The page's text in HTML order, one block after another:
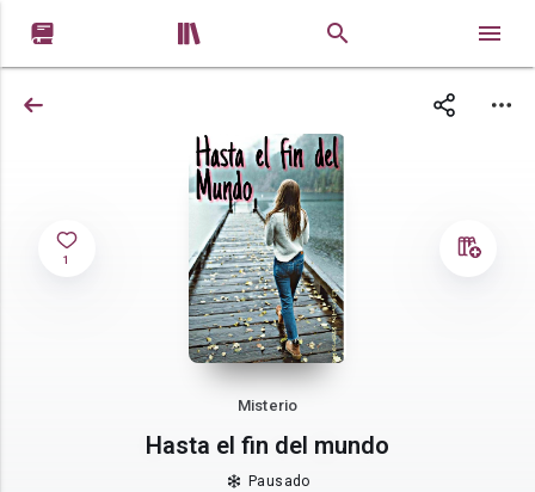
 
1
Misterio
Hasta el fin del mundo
Pausado